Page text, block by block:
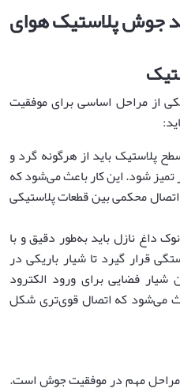
جوش پلاستیک هوای
از مراحل اساسی برای موفقیت
پلاستیک باید از هرگونه گرد و
تمیز شود. این کار باعث می‌شود که
محکمی بین قطعات پلاستیکی
نوک داغ نازل باید به‌طور دقیق و با
قرار گیرد تا شیار باریکی در
شیار فضایی برای ورود الکترود
می‌شود که اتصال قوی‌تری شکل
مراحل مهم در موفقیت جوش است.